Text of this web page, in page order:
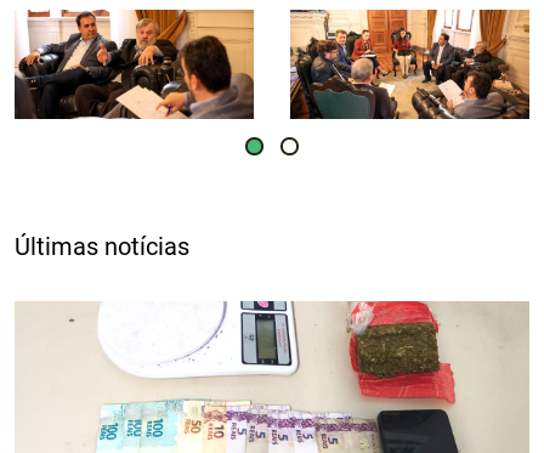
Últimas notícias